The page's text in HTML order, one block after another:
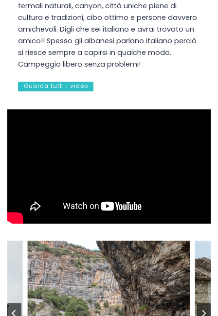
termali naturali, canyon, città uniche piene di
cultura e tradizioni, cibo ottimo e persone davvero
amichevoli. Digli che sei italiano e avrai trovato un
amico!! Spesso gli albanesi parlano italiano perciò
si riesce sempre a capirsi in qualche modo.
Campeggio libero senza problemi!
Guarda tutti i video